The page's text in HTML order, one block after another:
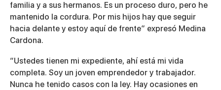
familia y a sus hermanos. Es un proceso duro, pero he
mantenido la cordura. Por mis hijos hay que seguir
hacia delante y estoy aquí de frente” expresó Medina
Cardona.
“Ustedes tienen mi expediente, ahí está mi vida
completa. Soy un joven emprendedor y trabajador.
Nunca he tenido casos con la ley. Hay ocasiones en